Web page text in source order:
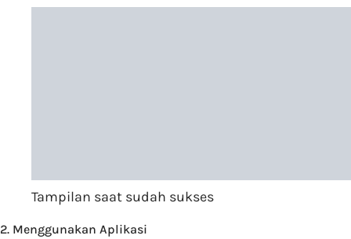
Tampilan saat sudah sukses
2. Menggunakan Aplikasi